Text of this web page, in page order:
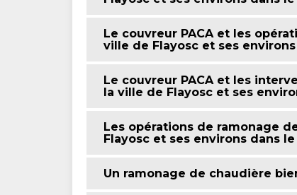
Le couvreur PACA et les
ville de Flayosc et ses environs
Le couvreur PACA et les
la ville de Flayosc et ses
Les opérations de ramonage
Flayosc et ses environs dans
Un ramonage de chaudière